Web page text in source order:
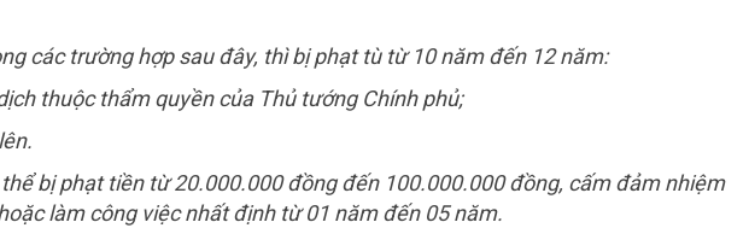
các trường hợp sau đây, thì bị phạt tù từ 10 năm đến 12 năm:
thuộc thẩm quyền của Thủ tướng Chính phủ;
bị phạt tiền từ 20.000.000 đồng đến 100.000.000 đồng, cấm đảm nhiệm
làm công việc nhất định từ 01 năm đến 05 năm.